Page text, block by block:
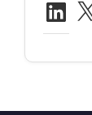
LinkedIn
X